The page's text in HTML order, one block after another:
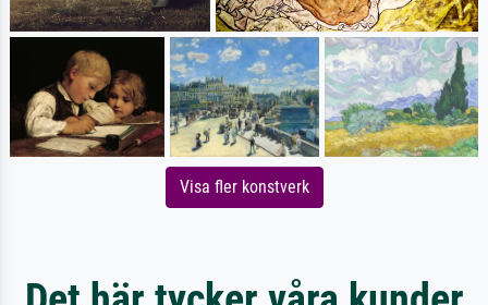
Visa fler konstverk